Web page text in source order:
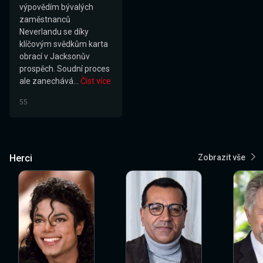
výpovědím bývalých
zaměstnanců
Neverlandu se díky
klíčovým svědkům karta
obrací v Jacksonův
prospěch. Soudní proces
ale zanechává...
Číst více
55
Herci Zobrazit vše